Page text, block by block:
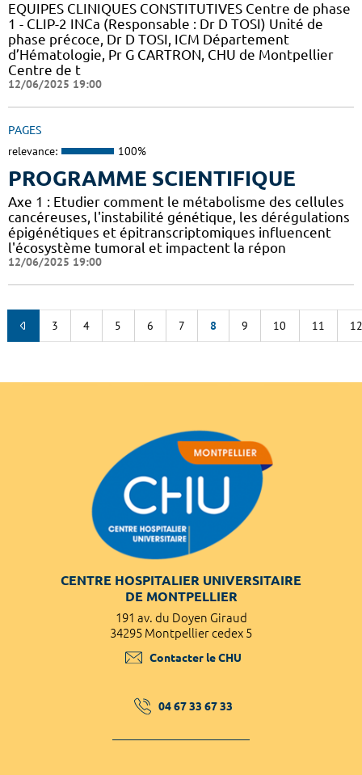
EQUIPES CLINIQUES CONSTITUTIVES Centre de phase
1 - CLIP-2 INCa (Responsable : Dr D TOSI) Unité de
phase précoce, Dr D TOSI, ICM Département
d’Hématologie, Pr G CARTRON, CHU de Montpellier
Centre de t
12/06/2025 19:00
PAGES
relevance: 100%
PROGRAMME SCIENTIFIQUE
Axe 1 : Etudier comment le métabolisme des cellules
cancéreuses, l'instabilité génétique, les dérégulations
épigénétiques et épitranscriptomiques influencent
l'écosystème tumoral et impactent la répon
12/06/2025 19:00
3 4 5 6 7 8 9 10 11 12
CENTRE HOSPITALIER UNIVERSITAIRE
DE MONTPELLIER
191 av. du Doyen Giraud
34295 Montpellier cedex 5
Contacter le CHU
04 67 33 67 33